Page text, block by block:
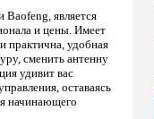
является
и цены. Имеет
практична, удобная
сменить антенну
удивит вас
оставаясь
начинающего